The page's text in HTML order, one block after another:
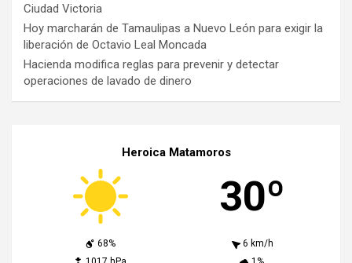
Ciudad Victoria
Hoy marcharán de Tamaulipas a Nuevo León para exigir la
liberación de Octavio Leal Moncada
Hacienda modifica reglas para prevenir y detectar
operaciones de lavado de dinero
Heroica Matamoros
30º
68%
6 km/h